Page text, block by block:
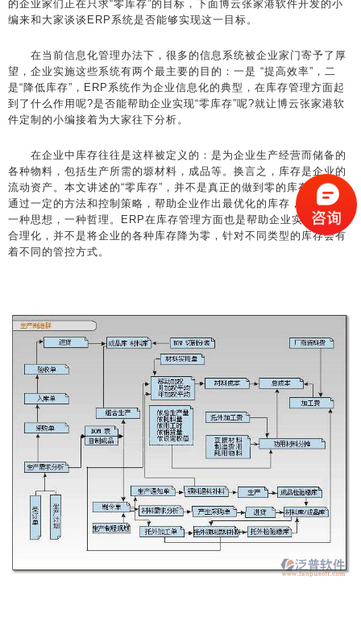
的企业家们正在只求“零库存”的目标，下面博云张家港软件开发的小
编来和大家谈谈ERP系统是否能够实现这一目标。
在当前信息化管理办法下，很多的信息系统被企业家门寄予了厚
望，企业实施这些系统有两个最主要的目的：一是 “提高效率”，二
是“降低库存”，ERP系统作为企业信息化的典型，在库存管理方面起
到了什么作用呢?是否能帮助企业实现“零库存”呢?就让博云张家港软
件定制的小编接着为大家往下分析。
在企业中库存往往是这样被定义的：是为企业生产经营而储备的
各种物料，包括生产所需的塬材料，成品等。换言之，库存是企业的
流动资产。本文讲述的“零库存”，并不是真正的做到零的库存，而是
通过一定的方法和控制策略，帮助企业作出最优化的库存，可说它是
一种思想，一种哲理。ERP在库存管理方面也是帮助企业实现库存的
合理化，并不是将企业的各种库存降为零，针对不同类型的库存会有
着不同的管控方式。